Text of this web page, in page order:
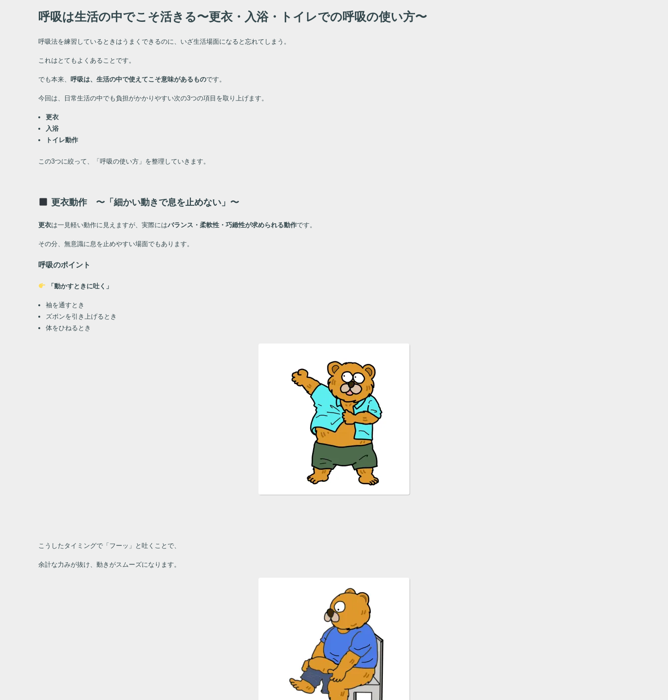
呼吸は生活の中でこそ活きる〜更衣・入浴・トイレでの呼吸の使い方〜
呼吸法を練習しているときはうまくできるのに、いざ生活場面になると忘れてしまう。
これはとてもよくあることです。
でも本来、 呼吸は、生活の中で使えてこそ意味があるものです。
今回は、日常生活の中でも負担がかかりやすい次の3つの項目を取り上げます。
更衣
入浴
トイレ動作
この3つに絞って、「呼吸の使い方」を整理していきます。
更衣動作 〜「細かい動きで息を止めない」〜
更衣は一見軽い動作に見えますが、実際にはバランス・柔軟性・巧緻性が求められる動作です。
その分、無意識に息を止めやすい場面でもあります。
呼吸のポイント
「動かすときに吐く」
袖を通すとき
ズボンを引き上げるとき
体をひねるとき
こうしたタイミングで「フーッ」と吐くことで、
余計な力みが抜け、動きがスムーズになります。